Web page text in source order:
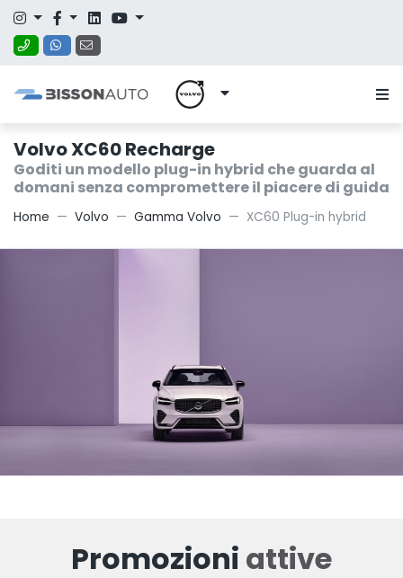
Volvo XC60 Recharge
Goditi un modello plug-in hybrid che guarda al
domani senza compromettere il piacere di guida
Home Volvo Gamma Volvo XC60 Plug-in hybrid
Promozioni attive